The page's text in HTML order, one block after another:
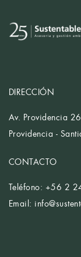
DIRECCIÓN
Av. Providencia
Providencia -
CONTACTO
Teléfono: +56 2
Email: